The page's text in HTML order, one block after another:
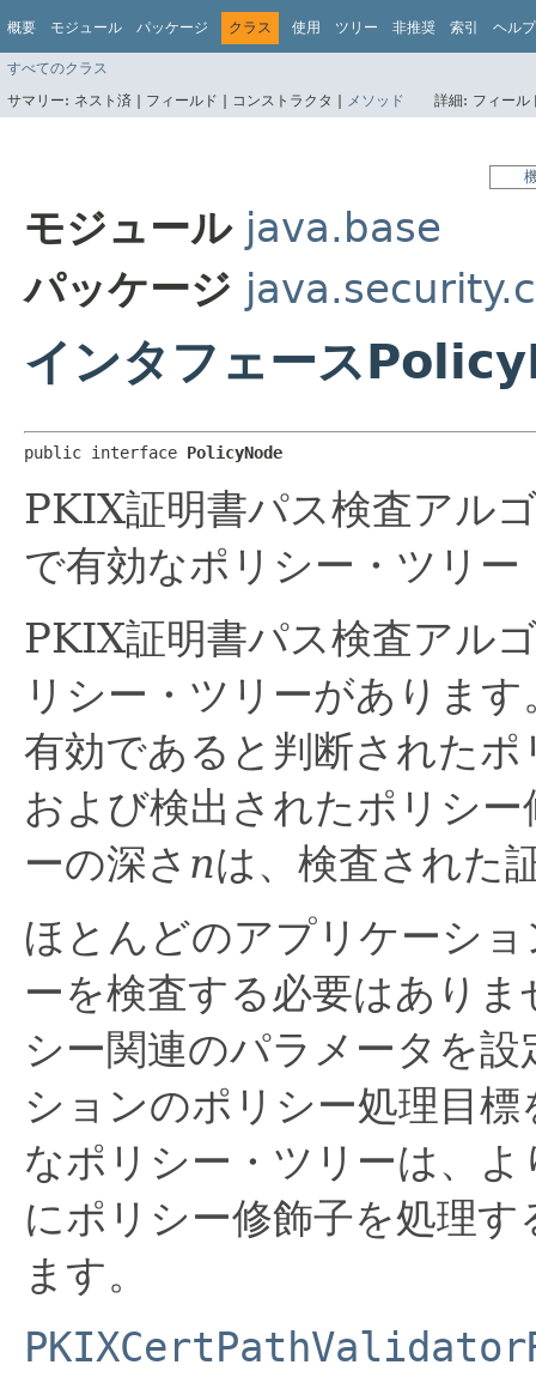
概要 モジュール パッケージ クラス 使用 ツリー 非推奨 索引 ヘルプ
すべてのクラス
サマリー: ネスト済 | フィールド | コンストラクタ | メソッド 詳細: フィー
モジュール java.base
パッケージ
インタフェース
public interface PolicyNode
PKIX証明書パス検査アル
で有効なポリシー・ツリ
PKIX証明書パス検査アル
リシー・ツリーがありま
有効であると判断された
および検出されたポリシ
ーの深さ nは、検査された
ほとんどのアプリケーシ
ーを検査する必要はありま
シー関連のパラメータを
ションのポリシー処理目
なポリシー・ツリーは、
にポリシー修飾子を処理
ます。